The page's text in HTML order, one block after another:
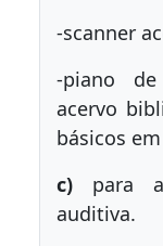
-scanner
-piano
acervo
básicos
c) para
auditiva.